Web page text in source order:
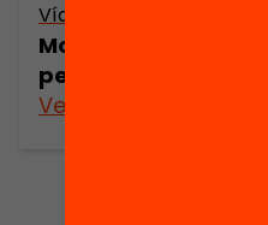
Vídeo
Montserrat Ros –
per a la Catalunya
Veure’n més